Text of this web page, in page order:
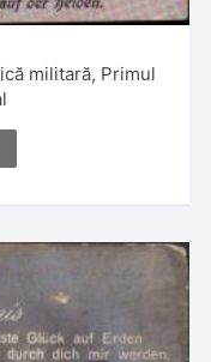
militară, Primul